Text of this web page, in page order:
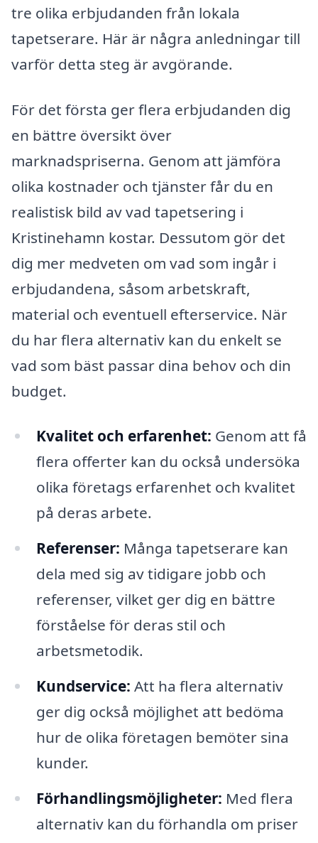
tre olika erbjudanden från lokala
tapetserare. Här är några anledningar till
varför detta steg är avgörande.
För det första ger flera erbjudanden dig
en bättre översikt över
marknadspriserna. Genom att jämföra
olika kostnader och tjänster får du en
realistisk bild av vad tapetsering i
Kristinehamn kostar. Dessutom gör det
dig mer medveten om vad som ingår i
erbjudandena, såsom arbetskraft,
material och eventuell efterservice. När
du har flera alternativ kan du enkelt se
vad som bäst passar dina behov och din
budget.
Kvalitet och erfarenhet: Genom att få
flera offerter kan du också undersöka
olika företags erfarenhet och kvalitet
på deras arbete.
Referenser: Många tapetserare kan
dela med sig av tidigare jobb och
referenser, vilket ger dig en bättre
förståelse för deras stil och
arbetsmetodik.
Kundservice: Att ha flera alternativ
ger dig också möjlighet att bedöma
hur de olika företagen bemöter sina
kunder.
Förhandlingsmöjligheter: Med flera
alternativ kan du förhandla om priser